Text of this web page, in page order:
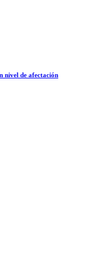
nivel de afectación